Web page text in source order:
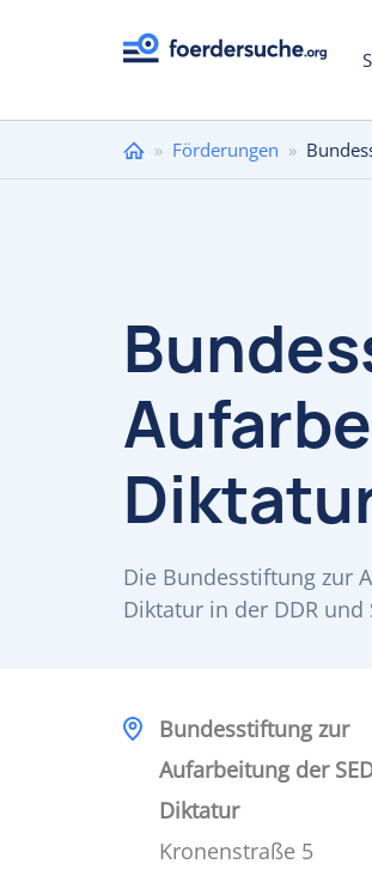
Sie
» Förderungen »
Die Bundesstiftung zur
Diktatur in der DDR und
Bundesstiftung zur
Aufarbeitung der
Diktatur
Kronenstraße 5